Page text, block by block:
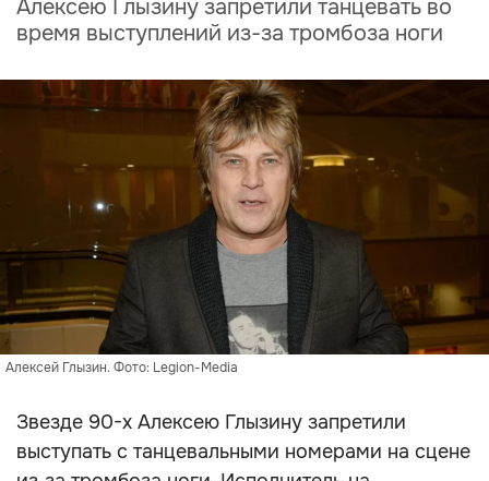
Алексею Глызину запретили танцевать во
время выступлений из-за тромбоза ноги
Алексей Глызин. Фото: Legion-Media
Звезде 90-х Алексею Глызину запретили
выступать с танцевальными номерами на сцене